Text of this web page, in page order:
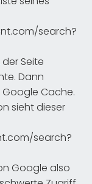
search?
der Seite
Dann
Cache.
sieht dieser
search?
Google also